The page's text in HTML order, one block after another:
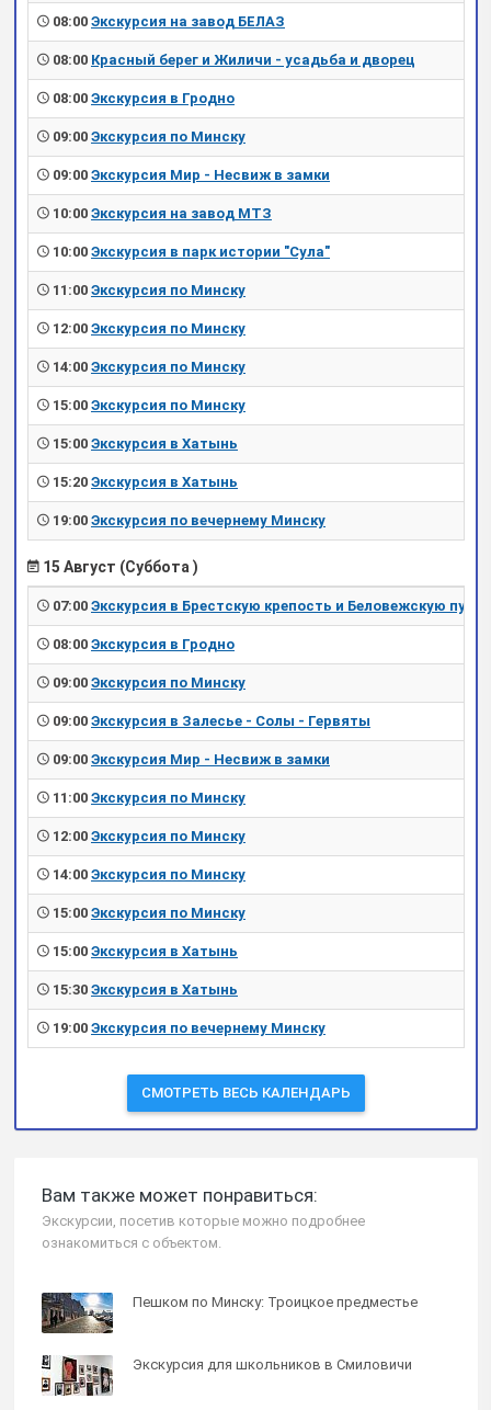
08:00 Экскурсия на завод БЕЛАЗ
08:00 Красный берег и Жиличи - усадьба и дворец
08:00 Экскурсия в Гродно
09:00 Экскурсия по Минску
09:00 Экскурсия Мир - Несвиж в замки
10:00 Экскурсия на завод МТЗ
10:00 Экскурсия в парк истории "Сула"
11:00 Экскурсия по Минску
12:00 Экскурсия по Минску
14:00 Экскурсия по Минску
15:00 Экскурсия по Минску
15:00 Экскурсия в Хатынь
15:20 Экскурсия в Хатынь
19:00 Экскурсия по вечернему Минску
15 Август (Суббота )
07:00 Экскурсия в Брестскую крепость и Беловежскую пущу
08:00 Экскурсия в Гродно
09:00 Экскурсия по Минску
09:00 Экскурсия в Залесье - Солы - Гервяты
09:00 Экскурсия Мир - Несвиж в замки
11:00 Экскурсия по Минску
12:00 Экскурсия по Минску
14:00 Экскурсия по Минску
15:00 Экскурсия по Минску
15:00 Экскурсия в Хатынь
15:30 Экскурсия в Хатынь
19:00 Экскурсия по вечернему Минску
СМОТРЕТЬ ВЕСЬ КАЛЕНДАРЬ
Вам также может понравиться:
Экскурсии, посетив которые можно подробнее
ознакомиться с объектом.
Пешком по Минску: Троицкое предместье
Экскурсия для школьников в Смиловичи